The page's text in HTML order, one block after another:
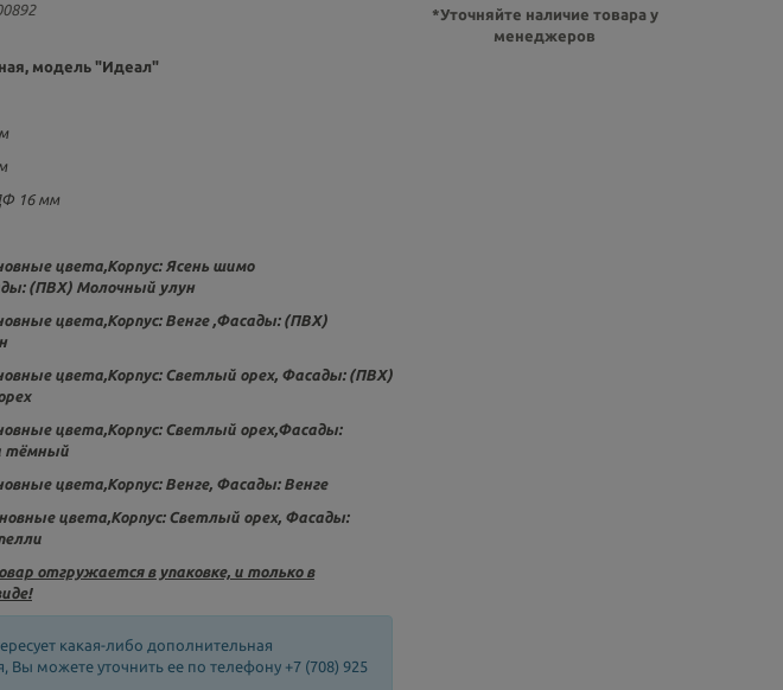
*Уточняйте наличие товара у
менеджеров
модель "Идеал"
16 мм
цвета,Корпус: Ясень шимо
(ПВХ) Молочный улун
цвета,Корпус: Венге ,Фасады: (ПВХ)
цвета,Корпус: Светлый орех, Фасады: (ПВХ)
цвета,Корпус: Светлый орех,Фасады:
тёмный
цвета,Корпус: Венге, Фасады: Венге
цвета,Корпус: Светлый орех, Фасады:
отгружается в упаковке, и только в
какая-либо дополнительная
Вы можете уточнить ее по телефону +7 (708) 925